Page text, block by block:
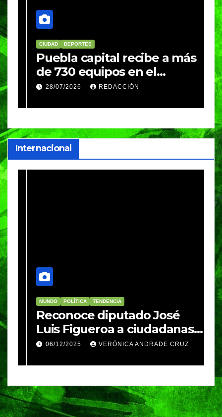
CIUDAD DEPORTES
Puebla capital recibe a más
de 730 equipos en el
Festival Máster de Voleibol
28/07/2026 REDACCIÓN
Internacional
MUNDO POLÍTICA TENDENCIA
Reconoce diputado José
Luis Figueroa a ciudadanas y
ciudadanos que
06/12/2025 VERÓNICA ANDRADE CRUZ